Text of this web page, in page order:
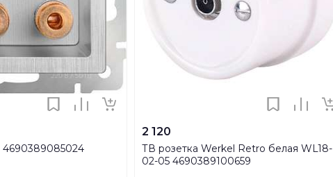
4690389085024
2 120
ТВ розетка Werkel Retro белая WL18-
02-05 4690389100659